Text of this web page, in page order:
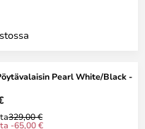
Pearl White/Black -
329,00 €
-65,00 €